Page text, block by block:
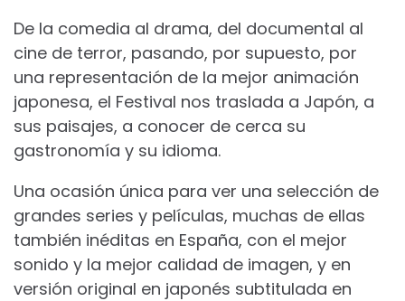
De la comedia al drama, del documental al
cine de terror, pasando, por supuesto, por
una representación de la mejor animación
japonesa, el Festival nos traslada a Japón, a
sus paisajes, a conocer de cerca su
gastronomía y su idioma.
Una ocasión única para ver una selección de
grandes series y películas, muchas de ellas
también inéditas en España, con el mejor
sonido y la mejor calidad de imagen, y en
versión original en japonés subtitulada en